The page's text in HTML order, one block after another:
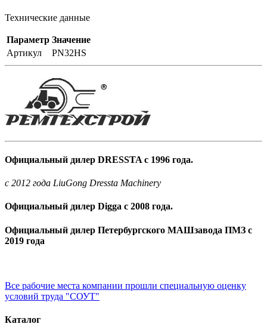
Технические данные
Параметр Значение
Артикул
PN32HS
Официальный дилер DRESSTA с 1996 года.
c 2012 года LiuGong Dressta Machinery
Официальный дилер Digga с 2008 года.
Официальный дилер Петербургского МАШзавода ПМЗ с
2019 года
Все рабочие места компании прошли специальную оценку
условий труда "СОУТ"
Каталог